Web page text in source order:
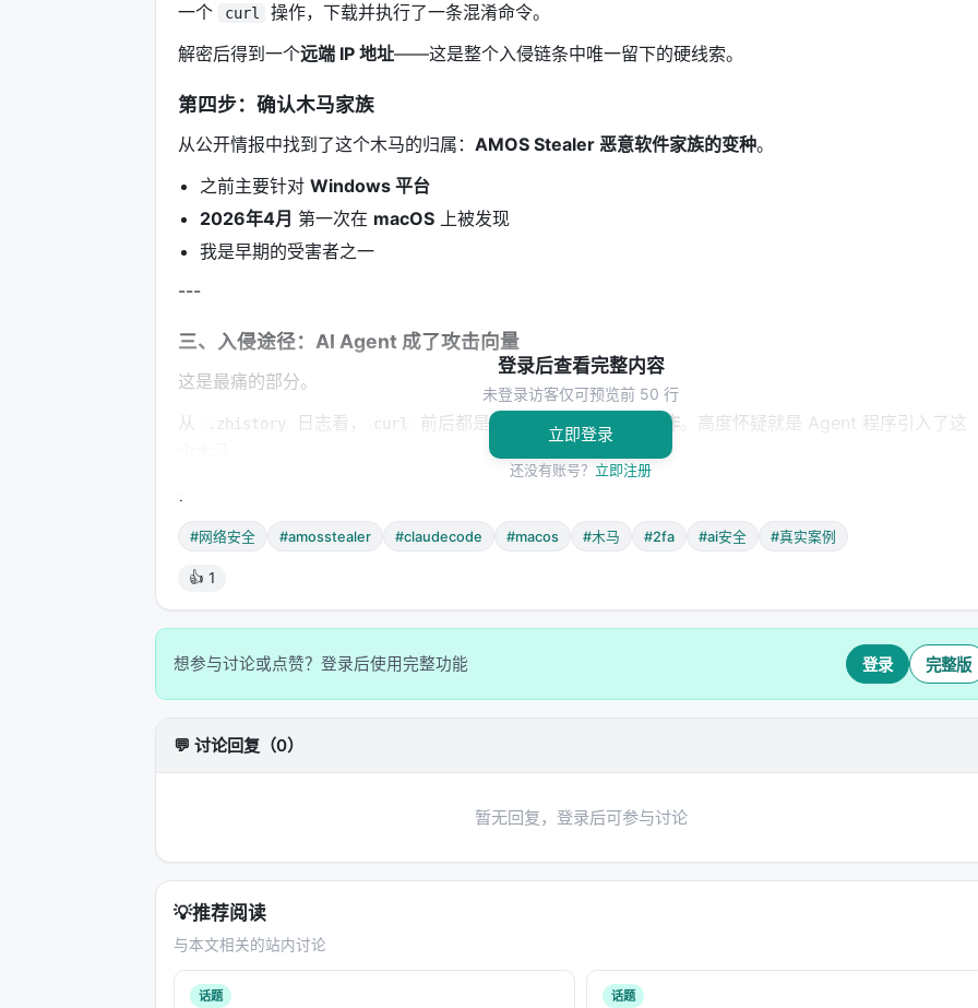
一个
curl
操作，下载并执行了一条混淆命令。
解密后得到一个远端 IP 地址——这是整个入侵链条中唯一留下的硬线索。
第四步：确认木马家族
从公开情报中找到了这个木马的归属： AMOS Stealer 恶意软件家族的变种。
之前主要针对 Windows 平台
2026年4月 第一次在 macOS 上被发现
我是早期的受害者之一
---
三、入侵途径：AI Agent 成了攻击向量
这是最痛的部分。
从
.zhistory 日志看， curl 前后都是 Claude Code 相关操作。高度怀疑就是 Agent 程序引入了这
在这里。
源" 2. 它执行了一个
后来和安全研究者交流，他说近期这类事件特别高频
伪造各种软件的"官网"
Google 搜索默认排在第一位
诱导 AI Agent 或普通用户下载
---
四、木马偷走了什么
AMOS Stealer 的主要目标很明确：
登录后查看完整内容
未登录访客仅可预览前 50 行
立即登录
还没有账号？ 立即注册
#网络安全 #amosstealer #claudecode #macos #木马 #2fa #ai安全 #真实案例
👍 1
想参与讨论或点赞？登录后使用完整功能 登录 完整版
💬 讨论回复（0）
暂无回复，登录后可参与讨论
💡推荐阅读
与本文相关的站内讨论
话题 话题